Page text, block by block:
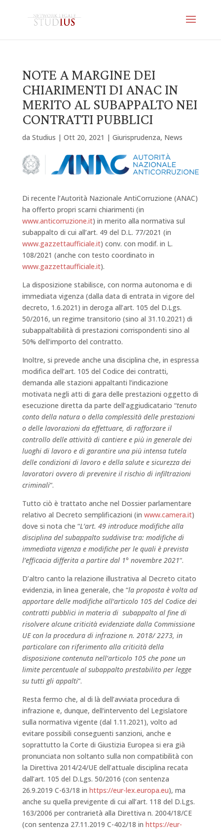
NOTE A MARGINE DEI
CHIARIMENTI DI ANAC IN
MERITO AL SUBAPPALTO NEI
CONTRATTI PUBBLICI
da Studius | Ott 20, 2021 | Giurisprudenza, News
Di recente l’Autorità Nazionale AntiCorruzione (ANAC)
ha offerto propri scarni chiarimenti (in
www.anticorruzione.it) in merito alla normativa sul
subappalto di cui all’art. 49 del D.L. 77/2021 (in
www.gazzettaufficiale.it) conv. con modif. in L.
108/2021 (anche con testo coordinato in
www.gazzettaufficiale.it).
La disposizione stabilisce, con norma autonoma e di
immediata vigenza (dalla data di entrata in vigore del
decreto, 1.6.2021) in deroga all’art. 105 del D.Lgs.
50/2016, un regime transitorio (sino al 31.10.2021) di
subappaltabilità di prestazioni corrispondenti sino al
50% dell’importo del contratto.
Inoltre, si prevede anche una disciplina che, in espressa
modifica dell’art. 105 del Codice dei contratti,
demanda alle stazioni appaltanti l’indicazione
motivata negli atti di gara delle prestazioni oggetto di
esecuzione diretta da parte dell’aggiudicatario “tenuto
conto della natura o della complessità delle prestazioni
o delle lavorazioni da effettuare, di rafforzare il
controllo delle attività di cantiere e più in generale dei
luoghi di lavoro e di garantire una più intensa tutela
delle condizioni di lavoro e della salute e sicurezza dei
lavoratori ovvero di prevenire il rischio di infiltrazioni
criminali“.
Tutto ciò è trattato anche nel Dossier parlamentare
relativo al Decreto semplificazioni (in www.camera.it)
dove si nota che “L’art. 49 introduce modifiche alla
disciplina del subappalto suddivise tra: modifiche di
immediata vigenza e modifiche per le quali è prevista
l’efficacia differita a partire dal 1° novembre 2021“.
D’altro canto la relazione illustrativa al Decreto citato
evidenzia, in linea generale, che “la proposta è volta ad
apportare delle modifiche all’articolo 105 del Codice dei
contratti pubblici in materia di subappalto al fine di
risolvere alcune criticità evidenziate dalla Commissione
UE con la procedura di infrazione n. 2018/ 2273, in
particolare con riferimento alla criticità della
disposizione contenuta nell’articolo 105 che pone un
limite percentuale al subappalto prestabilito per legge
su tutti gli appalti”.
Resta fermo che, al di là dell’avviata procedura di
infrazione e, dunque, dell’intervento del Legislatore
sulla normativa vigente (dal 1.11.2021), volto ad
evitare possibili conseguenti sanzioni, anche e
soprattutto la Corte di Giustizia Europea si era già
pronunciata non soltanto sulla non compatibilità con
la Direttiva 2014/24/UE dell’attuale disciplina recata
dall’art. 105 del D.Lgs. 50/2016 (con sentenza
26.9.2019 C-63/18 in https://eur-lex.europa.eu), ma
anche su quella previgente di cui all’art. 118 del D.Lgs.
163/2006 per contrarietà alla Direttiva n. 2004/18/CE
(con sentenza 27.11.2019 C-402/18 in https://eur-